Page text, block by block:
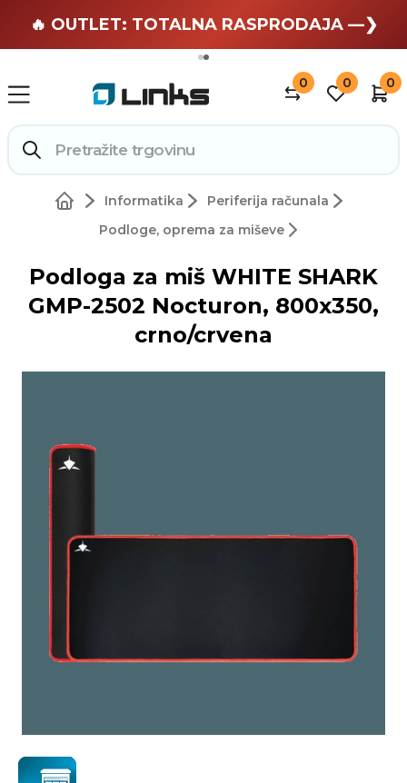
🏄 Zaslužuješ odmor —❯
🔥 OUTLET: TOTALNA RASPRODAJA —❯
0 0 0
Informatika
Periferija računala
Podloge, oprema za miševe
Podloga za miš WHITE SHARK
GMP-2502 Nocturon, 800x350,
crno/crvena